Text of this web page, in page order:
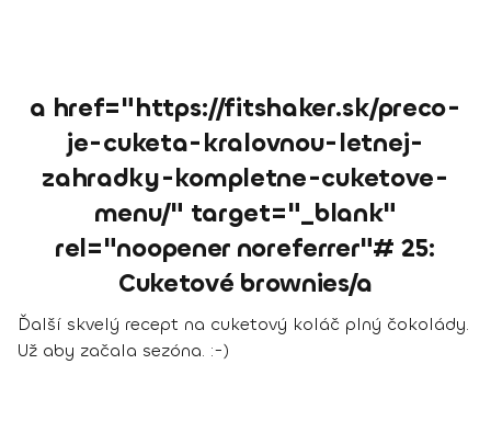
a href="https://fitshaker.sk/preco-
je-cuketa-kralovnou-letnej-
zahradky-kompletne-cuketove-
menu/" target="_blank"
rel="noopener noreferrer"# 25:
Cuketové brownies/a
Ďalší skvelý recept na cuketový koláč plný čokolády.
Už aby začala sezóna. :-)